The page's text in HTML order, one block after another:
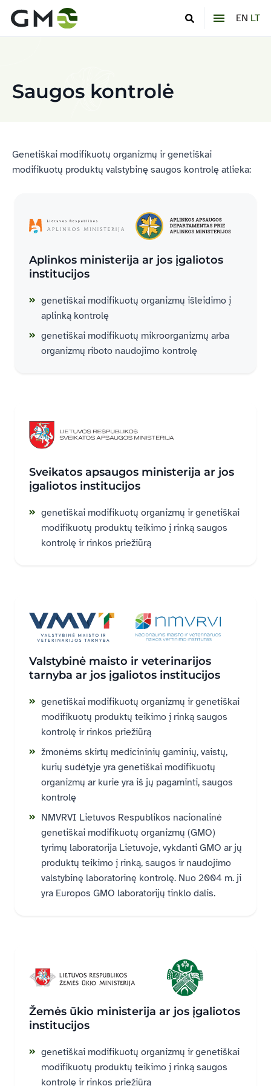
EN LT
Saugos kontrolė
Genetiškai modifikuotų organizmų ir genetiškai
modifikuotų produktų valstybinę saugos kontrolę atlieka:
Aplinkos ministerija ar jos įgaliotos
institucijos
genetiškai modifikuotų organizmų išleidimo į
aplinką kontrolę
genetiškai modifikuotų mikroorganizmų arba
organizmų riboto naudojimo kontrolę
Sveikatos apsaugos ministerija ar jos
įgaliotos institucijos
genetiškai modifikuotų organizmų ir genetiškai
modifikuotų produktų teikimo į rinką saugos
kontrolę ir rinkos priežiūrą
Valstybinė maisto ir veterinarijos
tarnyba ar jos įgaliotos institucijos
genetiškai modifikuotų organizmų ir genetiškai
modifikuotų produktų teikimo į rinką saugos
kontrolę ir rinkos priežiūrą
žmonėms skirtų medicininių gaminių, vaistų,
kurių sudėtyje yra genetiškai modifikuotų
organizmų ar kurie yra iš jų pagaminti, saugos
kontrolę
NMVRVI Lietuvos Respublikos nacionalinė
genetiškai modifikuotų organizmų (GMO)
tyrimų laboratorija Lietuvoje, vykdanti GMO ar jų
produktų teikimo į rinką, saugos ir naudojimo
valstybinę laboratorinę kontrolę. Nuo 2004 m. ji
yra Europos GMO laboratorijų tinklo dalis.
Žemės ūkio ministerija ar jos įgaliotos
institucijos
genetiškai modifikuotų organizmų ir genetiškai
modifikuotų produktų teikimo į rinką saugos
kontrolę ir rinkos priežiūrą